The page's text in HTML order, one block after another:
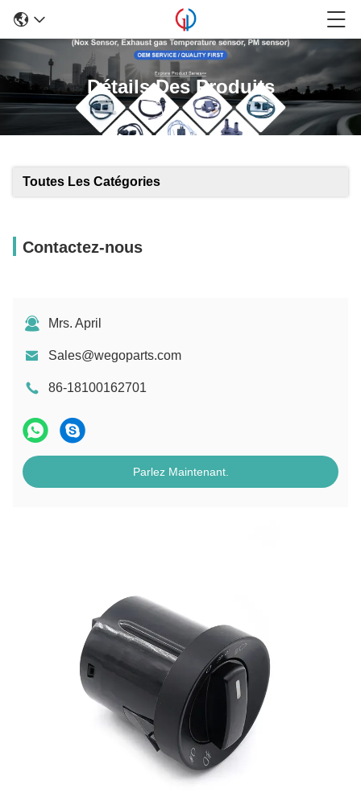
Détails Des Produits
Toutes Les Catégories
Contactez-nous
Mrs. April
Sales@wegoparts.com
86-18100162701
Parlez Maintenant.